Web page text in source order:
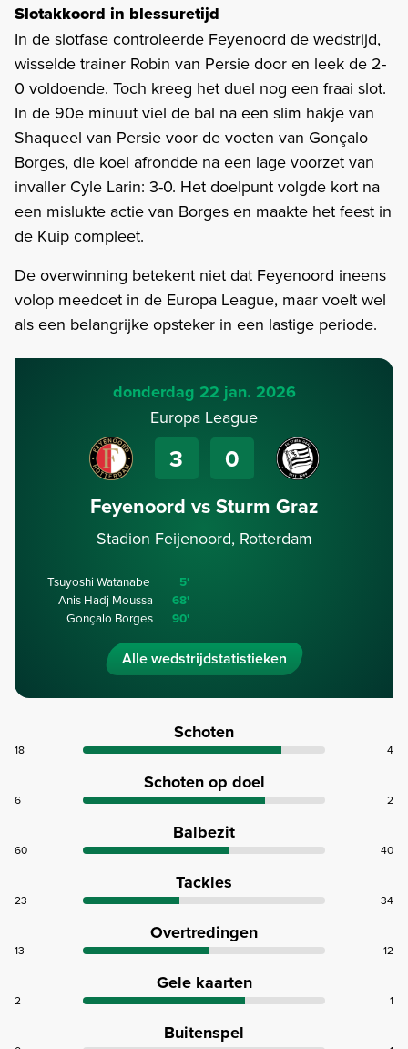
Slotakkoord in blessuretijd
In de slotfase controleerde Feyenoord de wedstrijd,
wisselde trainer Robin van Persie door en leek de 2-
0 voldoende. Toch kreeg het duel nog een fraai slot.
In de 90e minuut viel de bal na een slim hakje van
Shaqueel van Persie voor de voeten van Gonçalo
Borges, die koel afrondde na een lage voorzet van
invaller Cyle Larin: 3-0. Het doelpunt volgde kort na
een mislukte actie van Borges en maakte het feest in
de Kuip compleet.
De overwinning betekent niet dat Feyenoord ineens
volop meedoet in de Europa League, maar voelt wel
als een belangrijke opsteker in een lastige periode.
donderdag 22 jan. 2026
Europa League
3 0
Feyenoord vs Sturm Graz
Stadion Feijenoord, Rotterdam
Tsuyoshi Watanabe 5'
Anis Hadj Moussa 68'
Gonçalo Borges 90'
Alle wedstrijdstatistieken
Schoten
18 4
Schoten op doel
6 2
Balbezit
60 40
Tackles
23 34
Overtredingen
13 12
Gele kaarten
2 1
Buitenspel